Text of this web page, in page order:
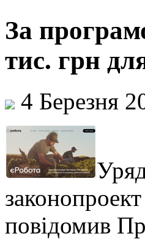
За
тис. грн
4 Березня
повідомив